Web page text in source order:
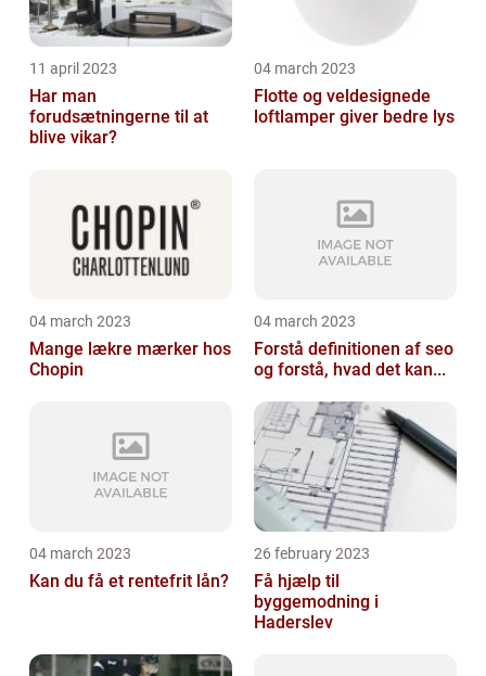
11 april 2023
Har man
forudsætningerne til at
blive vikar?
04 march 2023
Flotte og veldesignede
loftlamper giver bedre lys
04 march 2023
Mange lækre mærker hos
Chopin
04 march 2023
Forstå definitionen af seo
og forstå, hvad det kan...
04 march 2023
Kan du få et rentefrit lån?
26 february 2023
Få hjælp til
byggemodning i
Haderslev